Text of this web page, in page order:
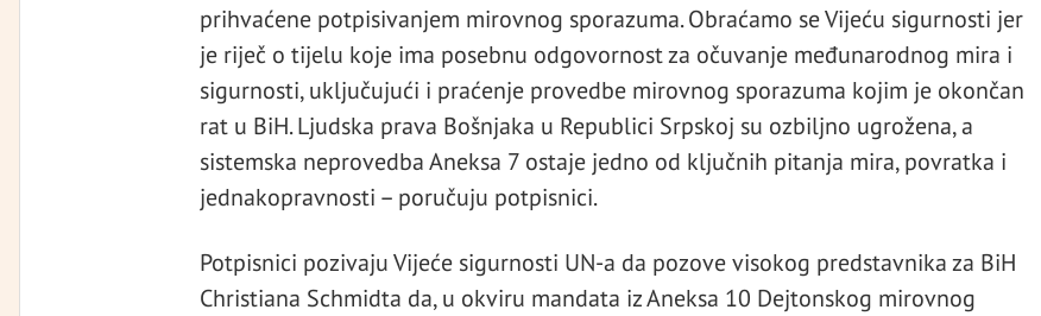
prihvaćene potpisivanjem mirovnog sporazuma. Obraćamo se Vijeću sigurnosti jer
je riječ o tijelu koje ima posebnu odgovornost za očuvanje međunarodnog mira i
sigurnosti, uključujući i praćenje provedbe mirovnog sporazuma kojim je okončan
rat u BiH. Ljudska prava Bošnjaka u Republici Srpskoj su ozbiljno ugrožena, a
sistemska neprovedba Aneksa 7 ostaje jedno od ključnih pitanja mira, povratka i
jednakopravnosti – poručuju potpisnici.
Potpisnici pozivaju Vijeće sigurnosti UN-a da pozove visokog predstavnika za BiH
Christiana Schmidta da, u okviru mandata iz Aneksa 10 Dejtonskog mirovnog